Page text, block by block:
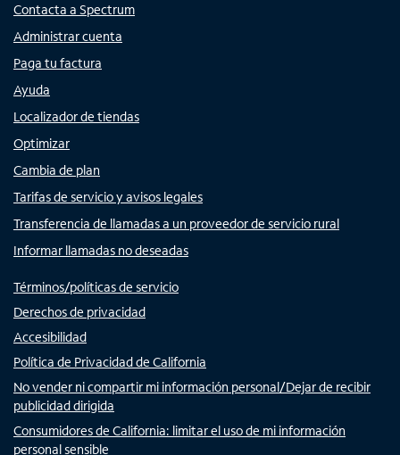
Contacta a Spectrum
Administrar cuenta
Paga tu factura
Ayuda
Localizador de tiendas
Optimizar
Cambia de plan
Tarifas de servicio y avisos legales
Transferencia de llamadas a un proveedor de servicio rural
Informar llamadas no deseadas
Términos/políticas de servicio
Derechos de privacidad
Accesibilidad
Política de Privacidad de California
No vender ni compartir mi información personal/Dejar de recibir
publicidad dirigida
Consumidores de California: limitar el uso de mi información
personal sensible